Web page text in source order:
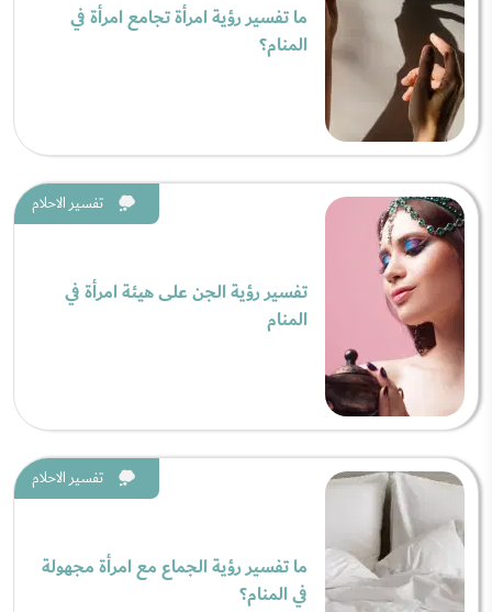
ما تفسير رؤية امرأة تجامع امرأة في
المنام؟
تفسير الاحلام
تفسير رؤية الجن على هيئة امرأة في
المنام
تفسير الاحلام
ما تفسير رؤية الجماع مع امرأة مجهولة
في المنام؟